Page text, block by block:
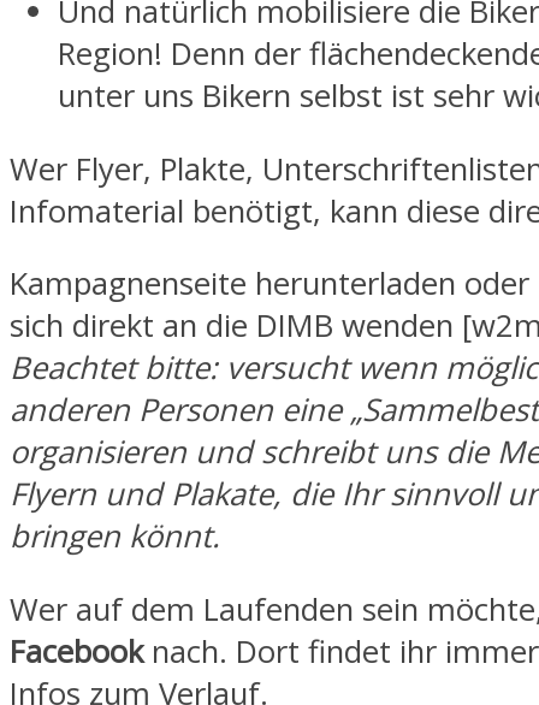
Und natürlich mobilisiere die
Region! Denn der
unter uns Bikern selbst ist sehr
Wer Flyer, Plakte,
Infomaterial benötigt, kann diese
Kampagnenseite herunterladen oder
sich direkt an die DIMB wenden
Beachtet bitte: versucht wenn
anderen Personen eine
organisieren und schreibt uns die
Flyern und Plakate, die Ihr sinnvoll
bringen könnt.
Wer auf dem Laufenden sein
Facebooknach. Dort findet ihr
Infos zum Verlauf.